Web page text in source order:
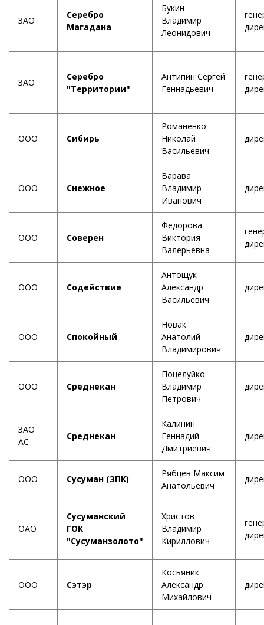
ЗАО
Серебро
Магадана
Букин
Владимир
Леонидович
ЗАО
Серебро
"Территории"
Антипин Сергей
Геннадьевич
ООО Сибирь
Романенко
Николай
Васильевич
ООО Снежное
Варава
Владимир
Иванович
ООО Соверен
Федорова
Виктория
Валерьевна
ООО Содействие
Антощук
Александр
Васильевич
ООО Спокойный
Новак
Анатолий
Владимирович
ООО Среднекан
Поцелуйко
Владимир
Петрович
ЗАО
АС
Среднекан
Калинин
Геннадий
Дмитриевич
ООО Сусуман (ЗПК)
Рябцев Максим
Анатольевич
ОАО
Сусуманский
ГОК
"Сусуманзолото"
Христов
Владимир
Кириллович
ООО Сэтэр
Косьяник
Александр
Михайлович